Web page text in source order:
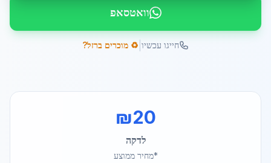
וואטסאפ
חייגו עכשיו ♻️ מוכרים ברזל?
₪20
לדקה
*מחיר ממוצע